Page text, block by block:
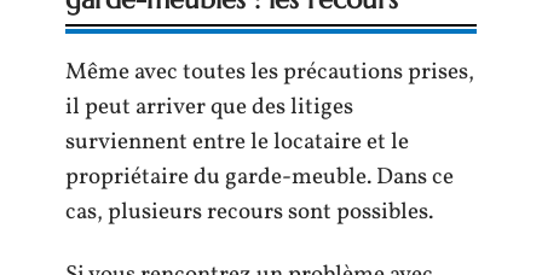
Même avec toutes les précautions prises,
il peut arriver que des litiges
surviennent entre le locataire et le
propriétaire du garde-meuble. Dans ce
cas, plusieurs recours sont possibles.